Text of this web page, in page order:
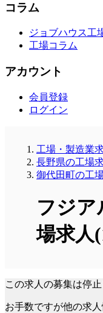
コラム
ジョブハウス工
工場コラム
アカウント
会員登録
ログイン
工場・製造業
長野県の工場
御代田町の工
フジア
場求人
この求人の募集は停止
お手数ですが他の求